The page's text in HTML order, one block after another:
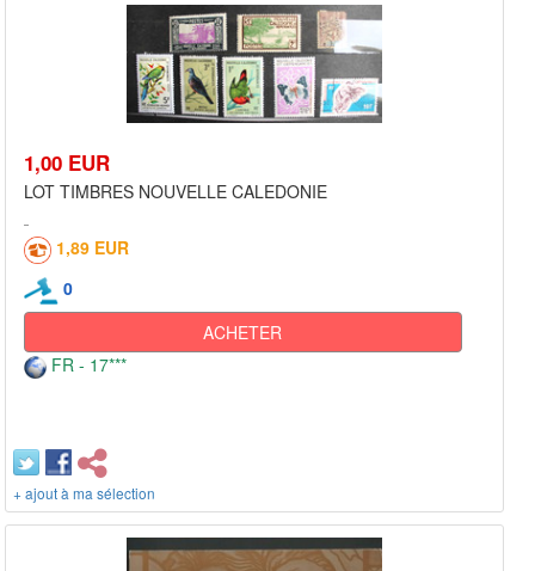
1,00 EUR
LOT TIMBRES NOUVELLE CALEDONIE
1,89 EUR
0
ACHETER
FR - 17***
+ ajout à ma sélection